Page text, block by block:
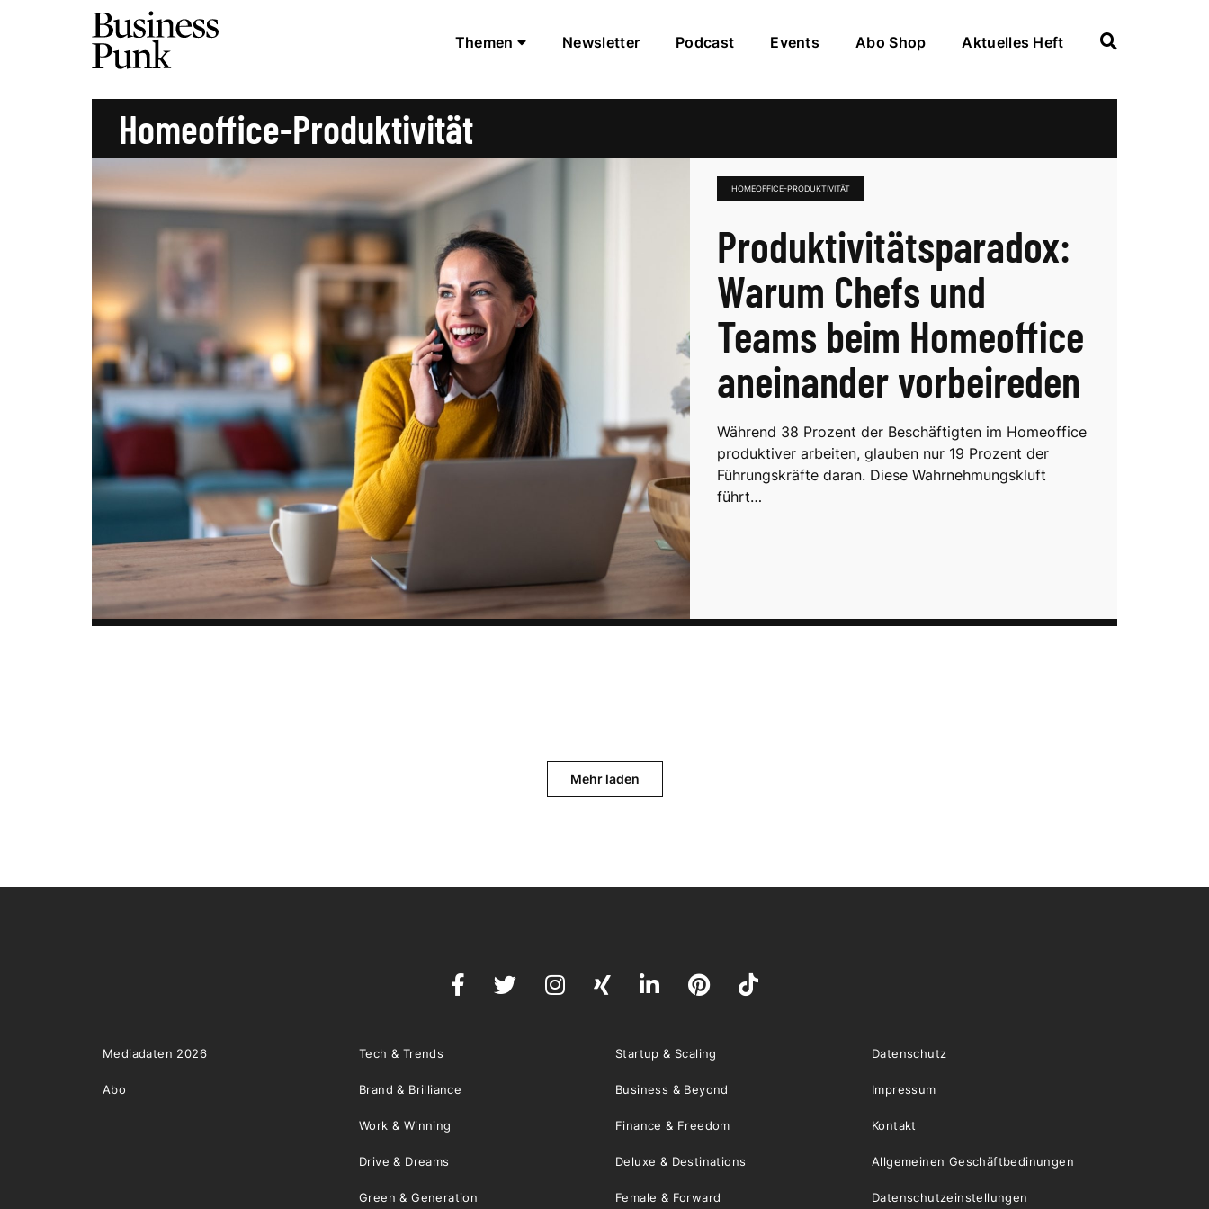
Themen Newsletter Podcast Events Abo Shop Aktuelles Heft
Homeoffice-Produktivität
HOMEOFFICE-PRODUKTIVITÄT
Produktivitätsparadox:
Warum Chefs und
Teams beim Homeoffice
aneinander vorbeireden
Während 38 Prozent der Beschäftigten im Homeoffice
produktiver arbeiten, glauben nur 19 Prozent der
Führungskräfte daran. Diese Wahrnehmungskluft
führt…
Mehr laden
Mediadaten 2026
Abo
Tech & Trends Startup & Scaling
Brand & Brilliance Business & Beyond
Work & Winning Finance & Freedom
Drive & Dreams Deluxe & Destinations
Green & Generation Female & Forward
Datenschutz
Impressum
Kontakt
Allgemeinen Geschäftbedinungen
Datenschutzeinstellungen